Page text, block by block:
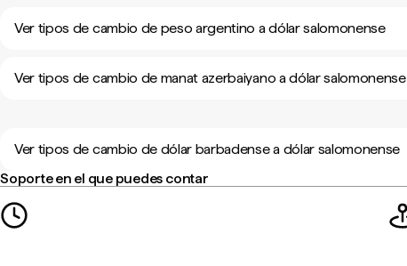
Ver tipos de cambio de peso argentino a dólar salomonense
Ver tipos de cambio de manat azerbaiyano a dólar salomonense
Ver tipos de cambio de dólar barbadense a dólar salomonense
Soporte en el que puedes contar